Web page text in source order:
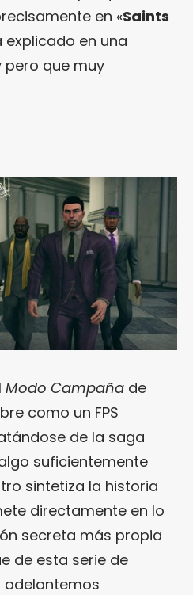
en «Saints
explicado en una
que muy
Modo Campaña de
como un FPS
de la saga
suficientemente
sintetiza la historia
directamente en lo
secreta más propia
de esta serie de
adelantemos